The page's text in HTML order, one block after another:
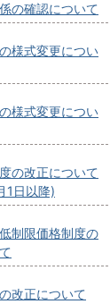
の確認について
様式変更につい
様式変更につい
の改正について
1日以降)
制限価格制度の
改正について